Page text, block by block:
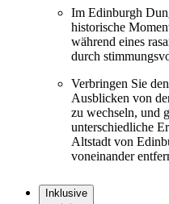
Im Edinburgh
historische
während eines
durch
Verbringen Sie
Ausblicken von
zu wechseln, und
unterschiedliche
Altstadt von
voneinander
Inklusive